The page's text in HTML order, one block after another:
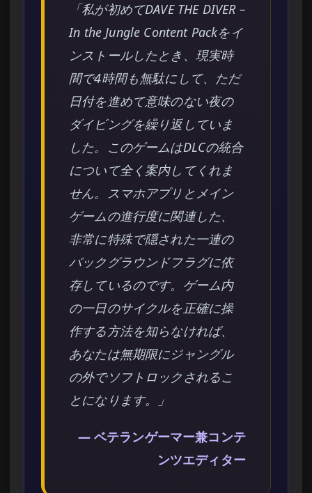
「私が初めてDAVE THE DIVER –
In the Jungle Content Packをイ
ンストールしたとき、現実時
間で4時間も無駄にして、ただ
日付を進めて意味のない夜の
ダイビングを繰り返していま
した。このゲームはDLCの統合
について全く案内してくれま
せん。スマホアプリとメイン
ゲームの進行度に関連した、
非常に特殊で隠された一連の
バックグラウンドフラグに依
存しているのです。ゲーム内
の一日のサイクルを正確に操
作する方法を知らなければ、
あなたは無期限にジャングル
の外でソフトロックされるこ
とになります。」
— ベテランゲーマー兼コンテ
ンツエディター